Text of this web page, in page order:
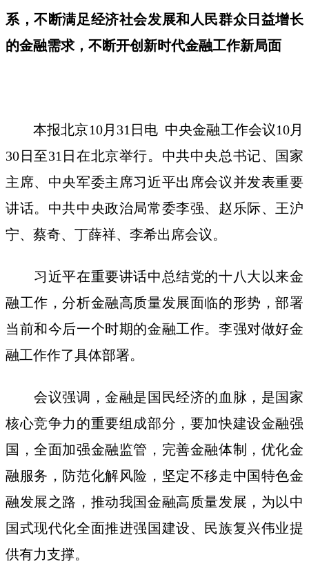
系，不断满足经济社会发展和人民群众日益增长
的金融需求，不断开创新时代金融工作新局面
本报北京10月31日电 中央金融工作会议10月
30日至31日在北京举行。中共中央总书记、国家
主席、中央军委主席习近平出席会议并发表重要
讲话。中共中央政治局常委李强、赵乐际、王沪
宁、蔡奇、丁薛祥、李希出席会议。
习近平在重要讲话中总结党的十八大以来金
融工作，分析金融高质量发展面临的形势，部署
当前和今后一个时期的金融工作。李强对做好金
融工作作了具体部署。
会议强调，金融是国民经济的血脉，是国家
核心竞争力的重要组成部分，要加快建设金融强
国，全面加强金融监管，完善金融体制，优化金
融服务，防范化解风险，坚定不移走中国特色金
融发展之路，推动我国金融高质量发展，为以中
国式现代化全面推进强国建设、民族复兴伟业提
供有力支撑。